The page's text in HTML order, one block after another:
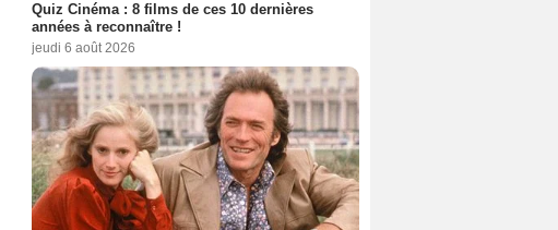
Quiz Cinéma : 8 films de ces 10 dernières
années à reconnaître !
jeudi 6 août 2026